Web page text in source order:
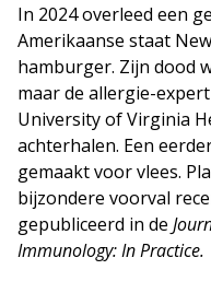
In 2024 overleed een
Amerikaanse staat
hamburger. Zijn dood
maar de allergie-
University of Virginia
achterhalen. Een
gemaakt voor vlees.
bijzondere voorval
gepubliceerd in de
Immunology: In Practice.